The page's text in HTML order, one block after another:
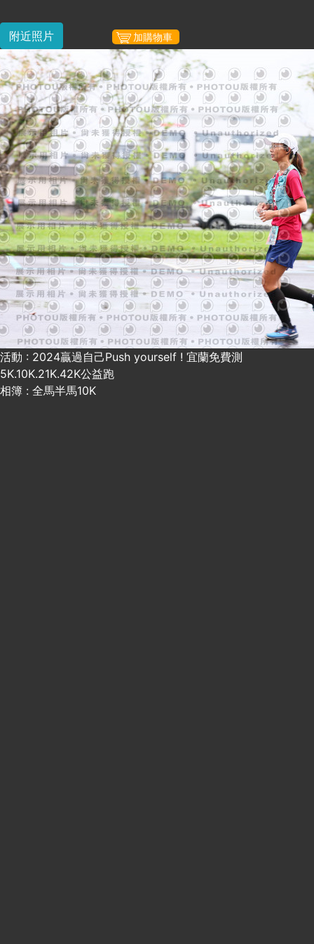
附近照片 加購物車
活動 : 2024贏過自己Push yourself ! 宜蘭免費測
5K.10K.21K.42K公益跑
相簿 : 全馬半馬10K